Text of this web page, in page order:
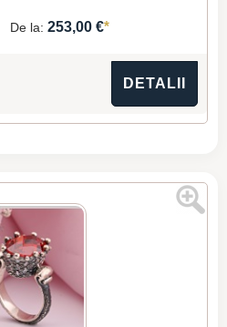
De la: 253,00 €*
DETALII